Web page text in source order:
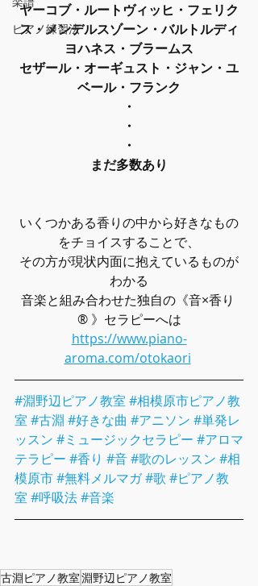
ピアノ練習法
ヤーコブ・ルートヴィッヒ・フェリク
ス・メンデルスゾーン・バルトルディ
ヨハネス・ブラームス
セザール・オーギュスト・ジャン・ユ
ベール・フランク
・
・
・
まだ多数あり
いくつかある香りの中から好きなもの
をチョイスすることで、
その方が現状内面に抱えているものが
わかる
音楽と組み合わせた独自の《音×香り
® 》セラピーへは
https://www.piano-
aroma.com/otokaori
#淵野辺ピアノ教室 #相模原市ピアノ教
室 #古淵 #好きな曲 #アニソン #単発レ
ッスン #ミュージックセラピー #アロマ
テラピー #香り #音#歌のレッスン #相
模原市#無料メルマガ#歌 #ピアノ教
室 #呼吸法#音楽
古淵ピアノ教室淵野辺ピアノ教室